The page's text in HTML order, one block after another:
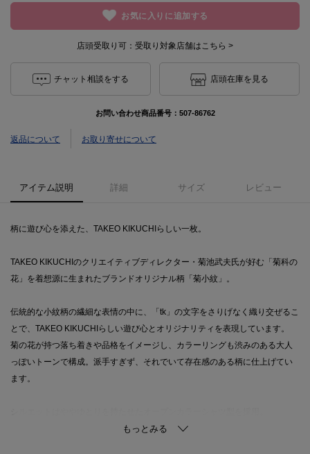
お気に入りに追加する
店頭受取り可： 受取り対象店舗はこちら >
チャット相談をする 店頭在庫を見る
お問い合わせ商品番号： 507-86762
返品について お取り寄せについて
アイテム説明 詳細 サイズ レビュー
柄に遊び心を添えた、TAKEO KIKUCHIらしい一枚。
TAKEO KIKUCHIのクリエイティブディレクター・菊池武夫氏が好む「菊科の
花」を着想源に生まれたブランドオリジナル柄「菊小紋」。
伝統的な小紋柄の繊細な表情の中に、「tk」の文字をさりげなく織り交ぜるこ
とで、TAKEO KIKUCHIらしい遊び心とオリジナリティを表現しています。
菊の花が持つ落ち着きや品格をイメージし、カラーリングも渋みのある大人
っぽいトーンで構成。派手すぎず、それでいて存在感のある柄に仕上げてい
ます。
リラクシーでありながらも上品に見えるバランスに仕上げており、盛夏でも